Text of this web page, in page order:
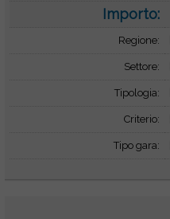
Importo:
Regione:
Settore:
Tipologia:
Criterio:
Tipo gara: